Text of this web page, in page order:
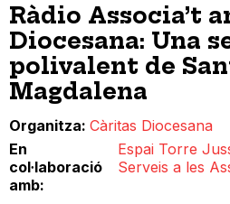
Ràdio Associa’t
Diocesana: Una
polivalent de
Magdalena
Organitza Càritas Diocesana
En
col·laboració
amb
Espai Torre
Serveis a les